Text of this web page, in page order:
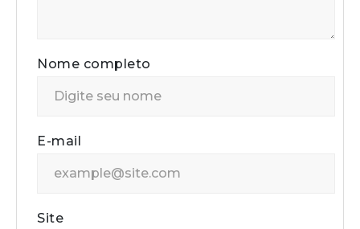
Nome completo
E-mail
Site